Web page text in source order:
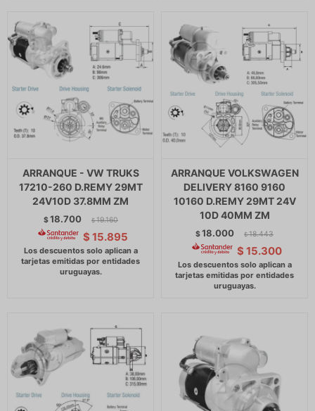
ARRANQUE - VW TRUKS
17210-260 D.REMY 29MT
24V10D 37.8MM ZM
$18.700 $ 19.160
$ 15.895
ARRANQUE VOLKSWAGEN
DELIVERY 8160 9160
10160 D.REMY 29MT 24V
10D 40MM ZM
$18.000 $ 18.443
$ 15.300